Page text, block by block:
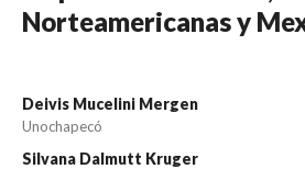
Norteamericanas y
Deivis Mucelini Mergen
Unochapecó
Silvana Dalmutt Kruger